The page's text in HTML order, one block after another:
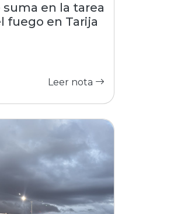
suma en la tarea
fuego en Tarija
Leer nota